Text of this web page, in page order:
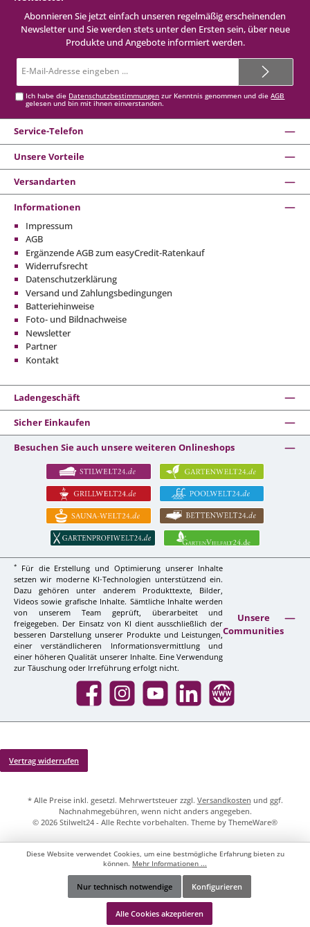
Abonnieren Sie jetzt einfach unseren regelmäßig erscheinenden
Newsletter und Sie werden stets unter den Ersten sein, über neue
Produkte und Angebote informiert werden.
Mail-
Ich habe die Datenschutzbestimmungen zur Kenntnis genommen und dieAGB
gelesen und bin mit ihnen einverstanden.
Service-Telefon
Unsere Vorteile
Versandarten
Informationen
Impressum
AGB
Ergänzende AGB zum easyCredit-Ratenkauf
Widerrufsrecht
Datenschutzerklärung
Versand und Zahlungsbedingungen
Batteriehinweise
Foto- und Bildnachweise
Newsletter
Partner
Kontakt
Ladengeschäft
Sicher Einkaufen
Besuchen Sie auch unsere weiteren Onlineshops
*
Für die Erstellung und Optimierung unserer Inhalte
setzen wir moderne KI-Technologien unterstützend ein.
Dazu gehören unter anderem Produkttexte, Bilder,
Videos sowie grafische Inhalte. Sämtliche Inhalte werden
von unserem Team geprüft, überarbeitet und
freigegeben. Der Einsatz von KI dient ausschließlich der
besseren Darstellung unserer Produkte und Leistungen,
einer verständlicheren Informationsvermittlung und
einer höheren Qualität unserer Inhalte. Eine Verwendung
zur Täuschung oder Irreführung erfolgt nicht.
Unsere
Communities
Facebook InstagramYouTube LinkedIn Website
Vertrag widerrufen
* Alle Preise inkl. gesetzl. Mehrwertsteuer zzgl. Versandkosten und ggf.
Nachnahmegebühren, wenn nicht anders angegeben.
© 2026 Stilwelt24 - Alle Rechte vorbehalten. Theme by ThemeWare®
Werkzeugleiste anzeigen
Diese Website verwendet Cookies, um eine bestmögliche Erfahrung bieten zu
können. Mehr Informationen ...
Nur technisch notwendige Konfigurieren
Alle Cookies akzeptieren